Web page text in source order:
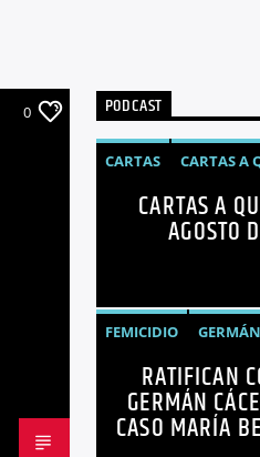
0 PODCAST
CARTAS CARTAS A
OPINIÓNCARTAS A
AGOSTO
FEMICIDIO
MARÍA BELÉN
SEGURIDAD
RATIFICAN
GERMÁN
CASO MARÍA